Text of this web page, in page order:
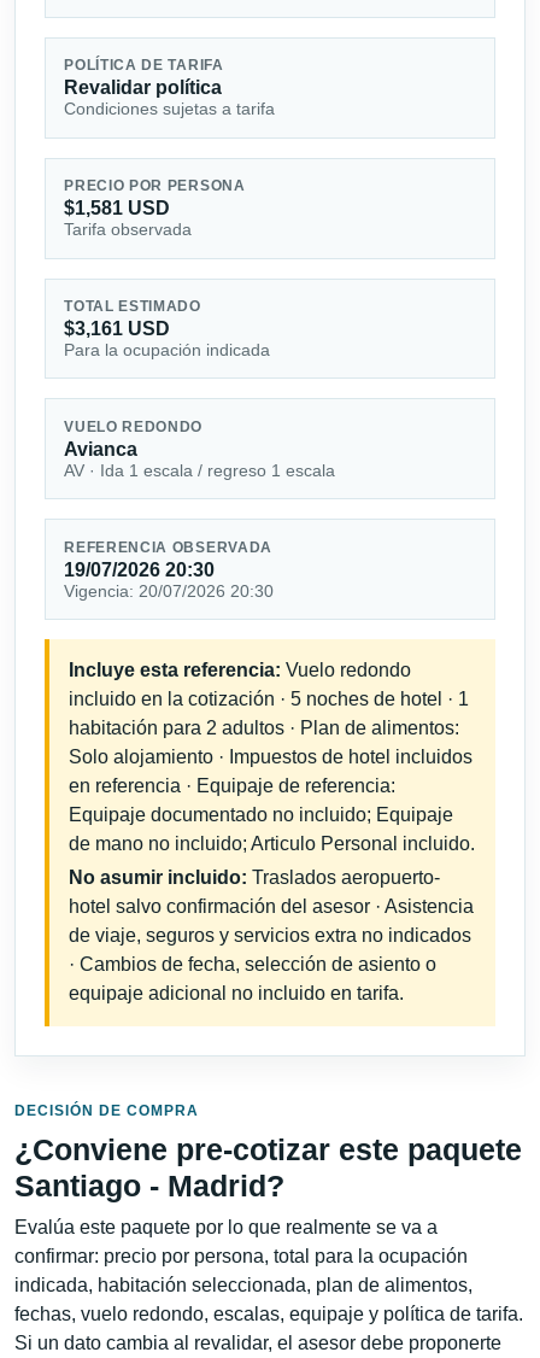
POLÍTICA DE TARIFA
Revalidar política
Condiciones sujetas a tarifa
PRECIO POR PERSONA
$1,581 USD
Tarifa observada
TOTAL ESTIMADO
$3,161 USD
Para la ocupación indicada
VUELO REDONDO
Avianca
AV · Ida 1 escala / regreso 1 escala
REFERENCIA OBSERVADA
19/07/2026 20:30
Vigencia: 20/07/2026 20:30
Incluye esta referencia: Vuelo redondo
incluido en la cotización · 5 noches de hotel · 1
habitación para 2 adultos · Plan de alimentos:
Solo alojamiento · Impuestos de hotel incluidos
en referencia · Equipaje de referencia:
Equipaje documentado no incluido; Equipaje
de mano no incluido; Articulo Personal incluido.
No asumir incluido: Traslados aeropuerto-
hotel salvo confirmación del asesor · Asistencia
de viaje, seguros y servicios extra no indicados
· Cambios de fecha, selección de asiento o
equipaje adicional no incluido en tarifa.
DECISIÓN DE COMPRA
¿Conviene pre-cotizar este paquete
Santiago - Madrid?
Evalúa este paquete por lo que realmente se va a
confirmar: precio por persona, total para la ocupación
indicada, habitación seleccionada, plan de alimentos,
fechas, vuelo redondo, escalas, equipaje y política de tarifa.
Si un dato cambia al revalidar, el asesor debe proponerte